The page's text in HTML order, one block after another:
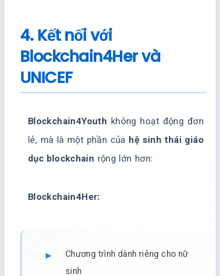
4. Kết nối với
Blockchain4Her và
UNICEF
Blockchain4Youth không hoạt động đơn
lẻ, mà là một phần của hệ sinh thái giáo
dục blockchain rộng lớn hơn:
Blockchain4Her:
Chương trình dành riêng cho nữ
sinh